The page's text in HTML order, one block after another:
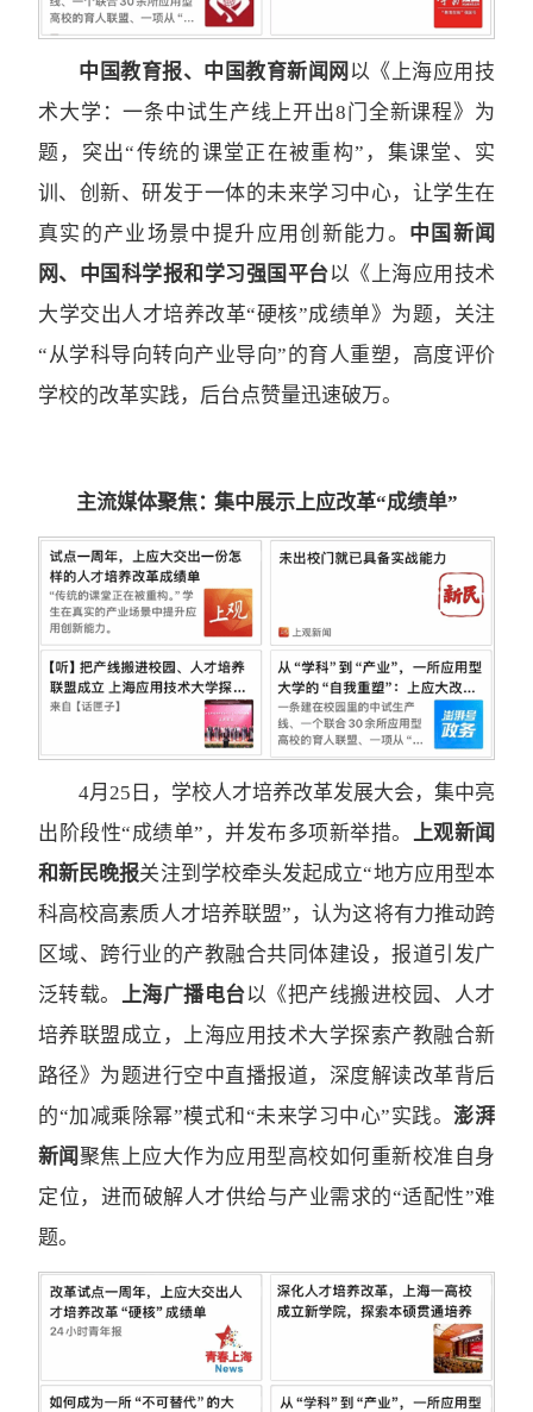
中国教育报、中国教育新闻网 以《上海应用技
术大学：一条中试生产线上开出8门全新课程》为
题，突出“传统的课堂正在被重构”，集课堂、实
训、创新、研发于一体的未来学习中心，让学生在
真实的产业场景中提升应用创新能力。 中国新闻
网、中国科学报和学习强国平台以《上海应用技术
大学交出人才培养改革“硬核”成绩单》为题，关注
“从学科导向转向产业导向”的育人重塑，高度评价
学校的改革实践，后台点赞量迅速破万。
主流媒体聚焦： 集中展示上应改革“成绩单”
4月25日，学校人才培养改革发展大会，集中亮
出阶段性“成绩单”，并发布多项新举措。 上观新闻
和新民晚报关注到学校牵头发起成立“地方应用型本
科高校高素质人才培养联盟”，认为这将有力推动跨
区域、跨行业的产教融合共同体建设，报道引发广
泛转载。 上海广播电台以《把产线搬进校园、人才
培养联盟成立，上海应用技术大学探索产教融合新
路径》为题进行空中直播报道，深度解读改革背后
的“加减乘除幂”模式和“未来学习中心”实践。澎湃
新闻 聚焦上应大作为应用型高校如何重新校准自身
定位，进而破解人才供给与产业需求的“适配性”难
题。